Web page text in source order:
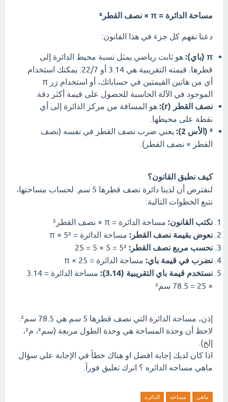
مساحة الدائرة = π × نصف القطر²
دعنا نفهم كل جزء في هذا القانون:
π (باي):
هو ثابت رياضي يمثل نسبة محيط الدائرة إلى
قطرها. قيمته التقريبية هي 3.14 أو 22/7. يمكنك استخدام
أي من هاتين القيمتين في حساباتك، أو استخدام زر π
الموجود في الآلة الحاسبة للحصول على قيمة أكثر دقة.
نصف القطر (r):
هو المسافة من مركز الدائرة إلى أي
نقطة على محيطها.
² (الأس 2):
يعني ضرب نصف القطر في نفسه (نصف
القطر × نصف القطر).
كيف نطبق القانون؟
لنفترض أن لدينا دائرة نصف قطرها 5 سم. لحساب مساحتها،
نتبع الخطوات التالية:
نكتب القانون: مساحة الدائرة = π × نصف القطر²
نعوض بقيمة نصف القطر: مساحة الدائرة = π × 5²
نحسب مربع نصف القطر:
نضرب في قيمة باي: مساحة الدائرة = π × 25
نستخدم قيمة باي التقريبية (3.14):
مساحة الدائرة = 3.14
× 25 = 78.5 سم²
لاحظ أن وحدة المساحة هي وحدة الطول مربعة (سم²، م²،
إلخ).
اذا كان لديك إجابة افضل او هناك خطأ في الإجابة علي سؤال
ماهي مساحه الدائره ؟ اترك تعليق فورآ.
ماهي مساحه الدائره